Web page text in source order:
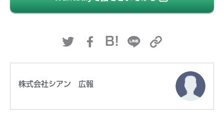
B!
株式会社シアン 広報